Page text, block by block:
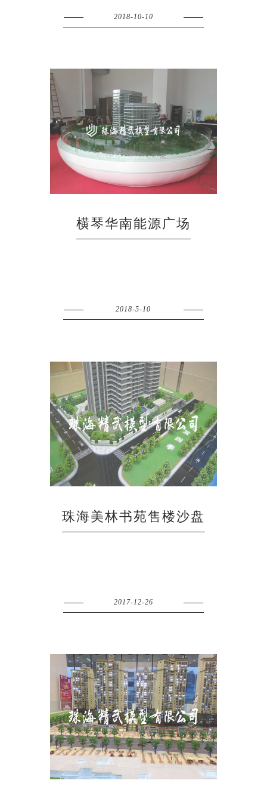
2018-10-10
横琴华南能源广场
2018-5-10
珠海美林书苑售楼沙盘
2017-12-26